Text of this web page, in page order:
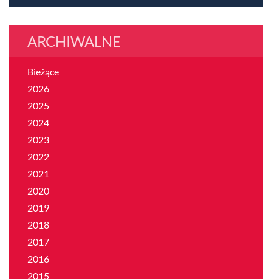
ARCHIWALNE
Bieżące
2026
2025
2024
2023
2022
2021
2020
2019
2018
2017
2016
2015